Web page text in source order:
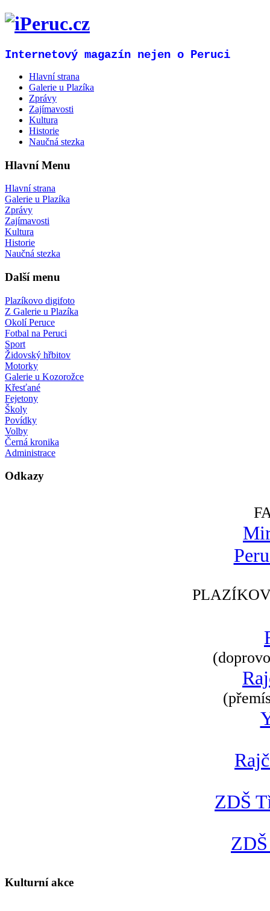
Internetový magazín nejen o Peruci
Hlavní strana
Galerie u Plazíka
Zprávy
Zajímavosti
Kultura
Historie
Naučná stezka
Hlavní Menu
Hlavní strana
Galerie u Plazíka
Zprávy
Zajímavosti
Kultura
Historie
Naučná stezka
Další menu
Plazíkovo digifoto
Z Galerie u Plazíka
Okolí Peruce
Fotbal na Peruci
Sport
Židovský hřbitov
Motorky
Galerie u Kozorožce
Křesťané
Fejetony
Školy
Povídky
Volby
Černá kronika
Administrace
Odkazy
ZDŠ
Kulturní akce